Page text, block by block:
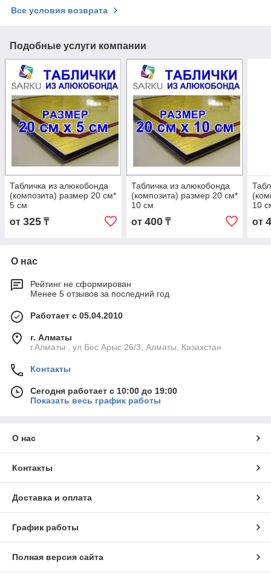
Все условия возврата
Подобные услуги компании
Табличка из алюкобонда
(композита) размер 20 см*
5 см
от 325 ₸
Табличка из алюкобонда
(композита) размер 20 см*
10 см
от 400₸
10
от
О нас
Рейтинг не сформирован
Менее 5 отзывов за последний год
Работает с 05.04.2010
г. Алматы
г.Алматы , ул Бес Арыс 26/3, Алматы, Казахстан
Контакты
Сегодня работает с 10:00 до 19:00
Показать весь график работы
О нас
Контакты
Доставка и оплата
График работы
Полная версия сайта